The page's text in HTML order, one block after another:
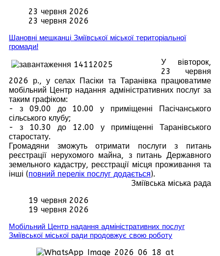
23 червня 2026
23 червня 2026
Шановні мешканці Зміївської міської територіальної
громади!
У вівторок,
23 червня
2026 р., у селах Пасіки та Таранівка працюватиме
мобільний Центр надання адміністративних послуг за
таким графіком:
- з 09.00 до 10.00 у приміщенні Пасічанського
сільського клубу;
- з 10.30 до 12.00 у приміщенні Таранівського
старостату.
Громадяни зможуть отримати послуги з питань
реєстрації нерухомого майна, з питань Державного
земельного кадастру, реєстрації місця проживання та
інші (повний перелік послуг додається).
Зміївська міська рада
19 червня 2026
19 червня 2026
Мобільний Центр надання адміністративних послуг
Зміївської міської ради продовжує свою роботу